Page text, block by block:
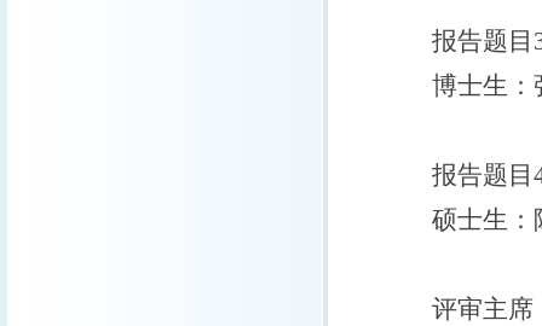
报告题目
博士生
报告题目
硕士生
评审主